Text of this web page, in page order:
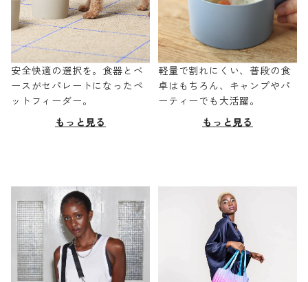
安全快適の選択を。食器とベ
ースがセパレートになったペ
ットフィーダー。
もっと見る
軽量で割れにくい、普段の食
卓はもちろん、キャンプやパ
ーティーでも大活躍。
もっと見る